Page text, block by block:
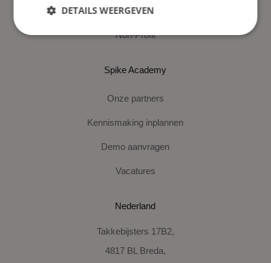
Productie & Industrie
Non-Profit
Spike Academy
Onze partners
Kennismaking inplannen
Demo aanvragen
Vacatures
Nederland
Takkebijsters 17B2,
4817 BL Breda,
DETAILS WEERGEVEN